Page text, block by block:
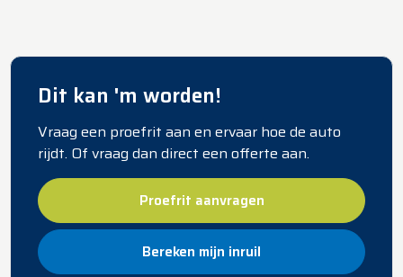
Dit kan 'm worden!
Vraag een proefrit aan en ervaar hoe de auto
rijdt. Of vraag dan direct een offerte aan.
Proefrit aanvragen
Bereken mijn inruil